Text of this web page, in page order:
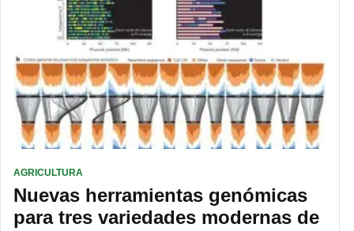
AGRICULTURA
Nuevas herramientas genómicas
para tres variedades modernas de